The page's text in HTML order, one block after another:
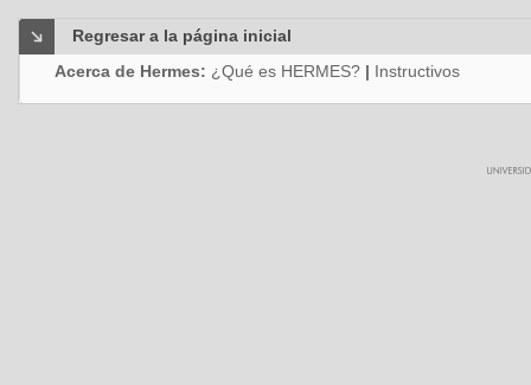
Regresar a la página inicial
Acerca de Hermes: ¿Qué es HERMES? | Instructivos